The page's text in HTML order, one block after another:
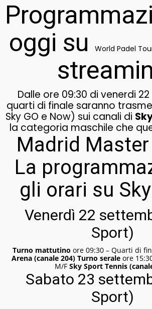
oggi su
World Padel
Dalle ore 09:30 di venerdi
quarti di finale saranno
Sky GO e Now) sui canali di
la categoria maschile che
Madrid Master
La
gli orari su
Venerdì 22
Sport)
Turno mattutino ore 09:30 – Quarti di
Arena (canale 204) Turno seraleore
M/F Sky Sport Tennis
Sabato 23
Sport)